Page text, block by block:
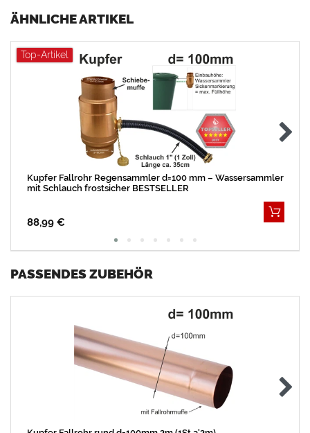
ÄHNLICHE ARTIKEL
Top-Artikel
Kupfer Fallrohr Regensammler d=100 mm – Wassersammler
mit Schlauch frostsicher BESTSELLER
88,99 €
PASSENDES ZUBEHÖR